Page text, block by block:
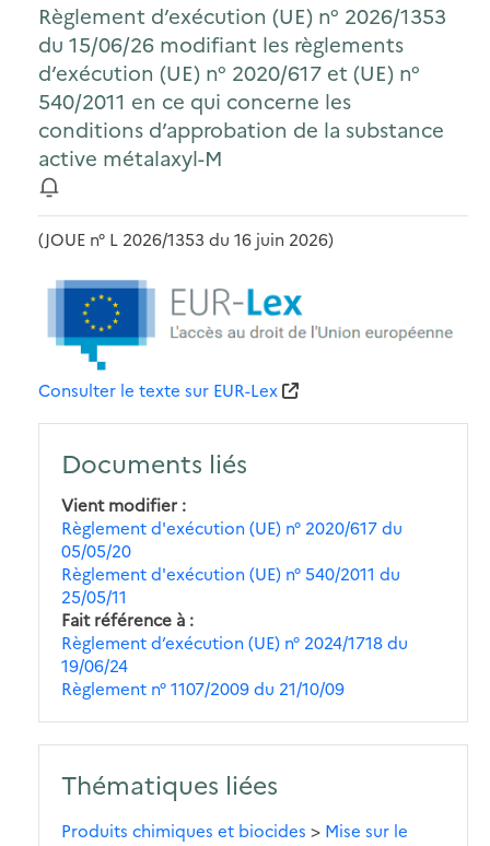
Règlement d’exécution (UE) n° 2026/1353
du 15/06/26 modifiant les règlements
d’exécution (UE) n° 2020/617 et (UE) n°
540/2011 en ce qui concerne les
conditions d’approbation de la substance
active métalaxyl-M
(JOUE n° L 2026/1353 du 16 juin 2026)
Consulter le texte sur EUR-Lex
Documents liés
Vient modifier
Règlement d'exécution (UE) n° 2020/617 du
05/05/20
Règlement d'exécution (UE) n° 540/2011 du
25/05/11
Fait référence à
Règlement d’exécution (UE) n° 2024/1718 du
19/06/24
Règlement n° 1107/2009 du 21/10/09
Thématiques liées
Produits chimiques et biocides > Mise sur le